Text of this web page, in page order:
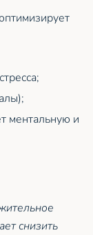
ментальную и
снизить